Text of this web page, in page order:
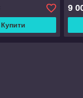
Купити
9